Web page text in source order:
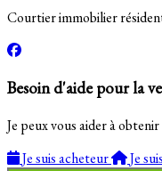
Courtier immobilier
Besoin d'aide pour la
Je peux vous aider à
Je suis acheteur
Je